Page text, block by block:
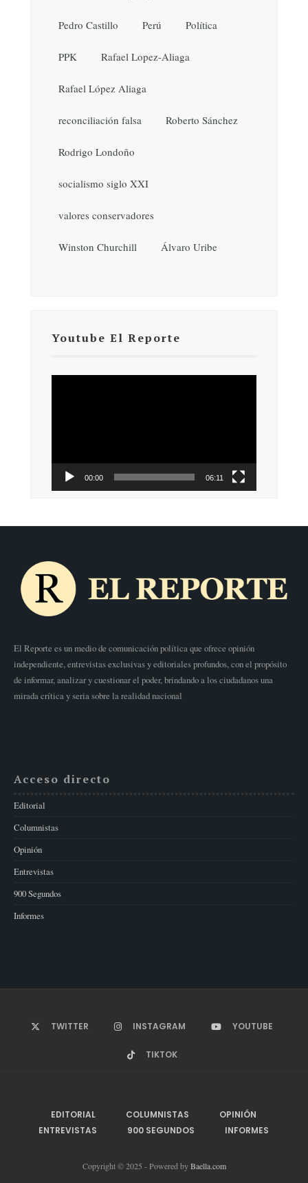
Pedro Castillo Perú Política
PPK Rafael Lopez-Aliaga
Rafael López Aliaga
reconciliación falsa Roberto Sánchez
Rodrigo Londoño
socialismo siglo XXI
valores conservadores
Winston Churchill Álvaro Uribe
Youtube El Reporte
00:00 06:11
El Reporte es un medio de comunicación política que ofrece opinión
independiente, entrevistas exclusivas y editoriales profundos, con el propósito
de informar, analizar y cuestionar el poder, brindando a los ciudadanos una
mirada crítica y seria sobre la realidad nacional
Acceso directo
Editorial
Columnistas
Opinión
Entrevistas
900 Segundos
Informes
TWITTER INSTAGRAM YOUTUBE
TIKTOK
EDITORIAL COLUMNISTAS
OPINIÓN
ENTREVISTAS
900 SEGUNDOS INFORMES
Copyright © 2025 - Powered byBaella.com